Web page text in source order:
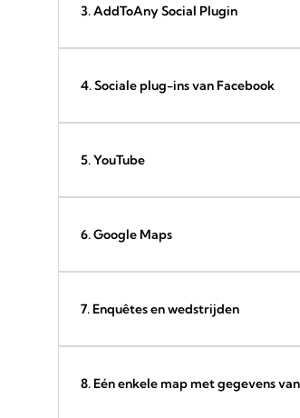
3. AddToAny Social Plugin
4. Sociale plug-ins van Facebook
5. YouTube
6. Google Maps
7. Enquêtes en wedstrijden
8. Eén enkele map met gegevens